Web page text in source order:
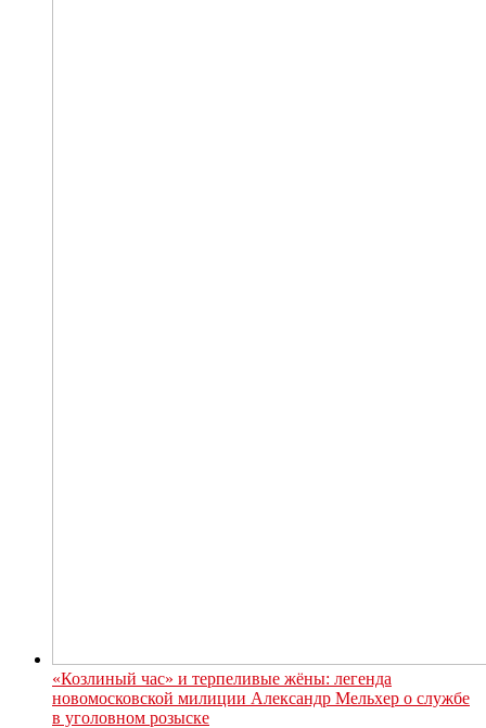
«Козлиный час» и терпеливые жёны: легенда
новомосковской милиции Александр Мельхер о службе
в уголовном розыске